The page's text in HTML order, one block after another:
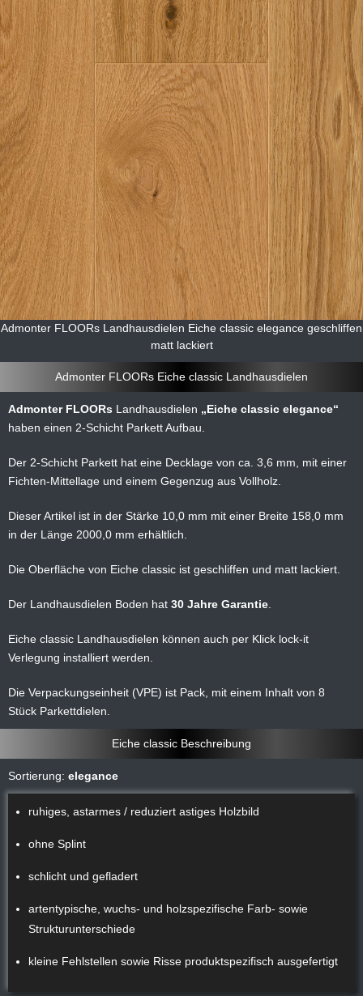
Admonter FLOORs Landhausdielen Eiche classic elegance geschliffen
matt lackiert
Admonter FLOORs Eiche classic Landhausdielen
Admonter FLOORs Landhausdielen
Eiche classic elegance
haben einen 2-Schicht Parkett Aufbau.
Der 2-Schicht Parkett hat eine Decklage von ca. 3,6 mm, mit einer
Fichten-Mittellage und einem Gegenzug aus Vollholz.
Dieser Artikel ist in der Stärke 10,0 mm mit einer Breite 158,0 mm
in der Länge 2000,0 mm erhältlich.
Die Oberfläche von Eiche classic ist geschliffen und matt lackiert.
Der Landhausdielen Boden hat 30 Jahre Garantie
Eiche classic Landhausdielen können auch per Klick lock-it
Verlegung installiert werden.
Die Verpackungseinheit (VPE) ist Pack, mit einem Inhalt von 8
Stück Parkettdielen.
Eiche classic Beschreibung
Sortierung: elegance
ruhiges, astarmes / reduziert astiges Holzbild
ohne Splint
schlicht und gefladert
artentypische, wuchs- und holzspezifische Farb- sowie
Strukturunterschiede
kleine Fehlstellen sowie Risse produktspezifisch ausgefertigt